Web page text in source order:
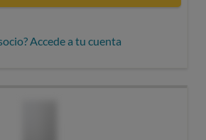
Accede a tu cuenta